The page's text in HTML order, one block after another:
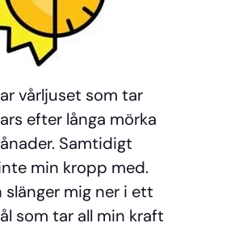
vårljuset som tar
efter långa mörka
Samtidigt
min kropp med.
slänger mig ner i ett
som tar all min kraft